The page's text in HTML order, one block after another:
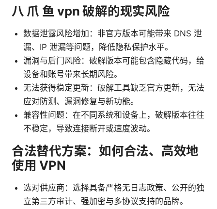
八 爪 鱼 vpn 破解的现实风险
数据泄露风险增加：非官方版本可能带来 DNS 泄
漏、IP 泄漏等问题，降低隐私保护水平。
漏洞与后门风险：破解版本可能包含隐藏代码，给
设备和账号带来长期风险。
无法获得稳定更新：破解工具缺乏官方更新，无法
应对防测、漏洞修复与新功能。
兼容性问题：在不同系统和设备上，破解版本往往
不稳定，导致连接断开或速度波动。
合法替代方案：如何合法、高效地
使用 VPN
选对供应商：选择具备严格无日志政策、公开的独
立第三方审计、强加密与多协议支持的品牌。